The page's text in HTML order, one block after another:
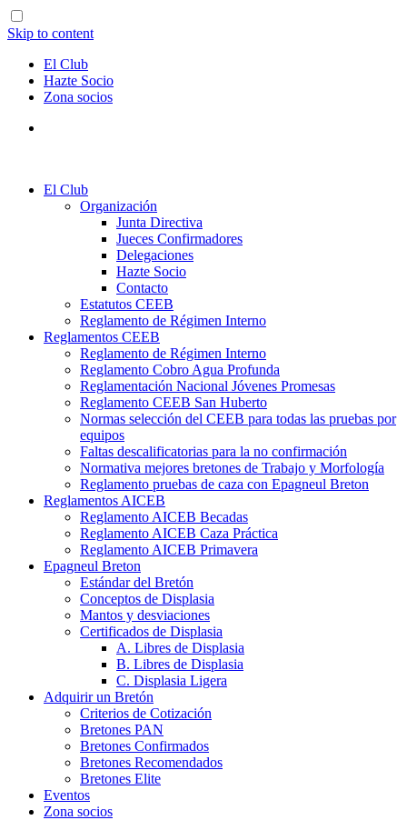
Skip to content
El Club
Hazte Socio
Zona socios
El Club
Organización
Junta Directiva
Jueces Confirmadores
Delegaciones
Hazte Socio
Contacto
Estatutos CEEB
Reglamento de Régimen Interno
Reglamentos CEEB
Reglamento de Régimen Interno
Reglamento Cobro Agua Profunda
Reglamentación Nacional Jóvenes Promesas
Reglamento CEEB San Huberto
Normas selección del CEEB para todas las pruebas por
equipos
Faltas descalificatorias para la no confirmación
Normativa mejores bretones de Trabajo y Morfología
Reglamento pruebas de caza con Epagneul Breton
Reglamentos AICEB
Reglamento AICEB Becadas
Reglamento AICEB Caza Práctica
Reglamento AICEB Primavera
Epagneul Breton
Estándar del Bretón
Conceptos de Displasia
Mantos y desviaciones
Certificados de Displasia
A. Libres de Displasia
B. Libres de Displasia
C. Displasia Ligera
Adquirir un Bretón
Criterios de Cotización
Bretones PAN
Bretones Confirmados
Bretones Recomendados
Bretones Elite
Eventos
Zona socios